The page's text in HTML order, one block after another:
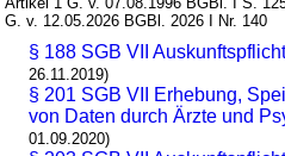
G. v. 12.05.2026 BGBl. 2026 I Nr. 140
§ 188 SGB VII
26.11.2019)
§ 201 SGB VII Erhebung,
von Daten durch Ärzte und
01.09.2020)